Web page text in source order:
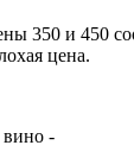
350 и 450
цена.
вино -